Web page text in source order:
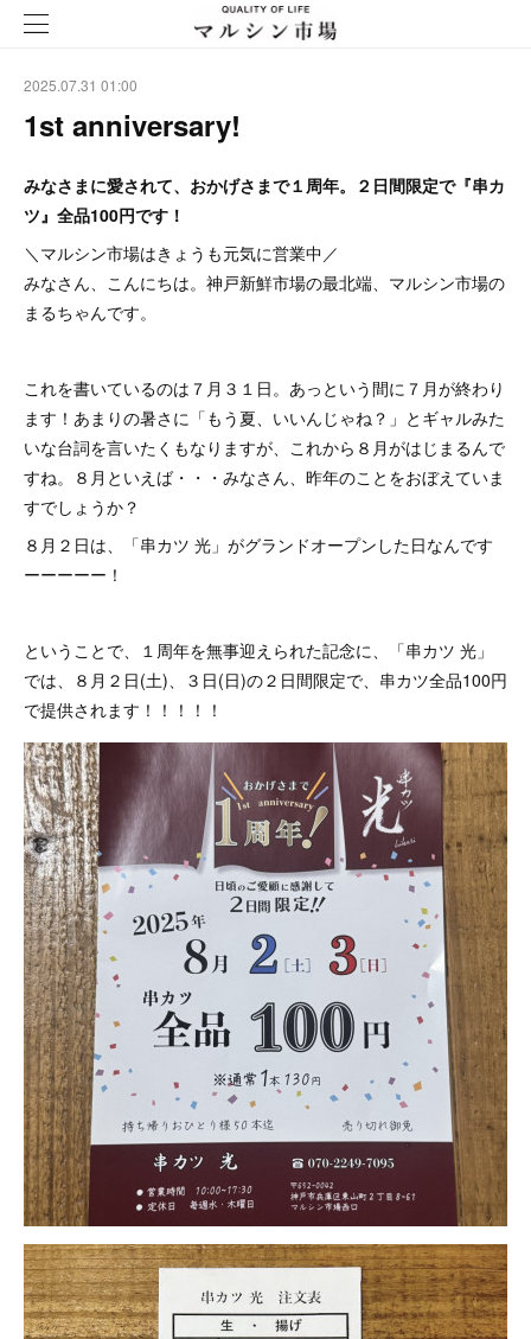
2025.07.31 01:00
1st anniversary!
みなさまに愛されて、おかげさまで１周年。２日間限定で『串カ
ツ』全品100円です！
＼マルシン市場はきょうも元気に営業中／
みなさん、こんにちは。神戸新鮮市場の最北端、マルシン市場の
まるちゃんです。
これを書いているのは７月３１日。あっという間に７月が終わり
ます！あまりの暑さに「もう夏、いいんじゃね？」とギャルみた
いな台詞を言いたくもなりますが、これから８月がはじまるんで
すね。８月といえば・・・みなさん、昨年のことをおぼえていま
すでしょうか？
８月２日は、「串カツ 光」がグランドオープンした日なんです
ーーーーー！
ということで、１周年を無事迎えられた記念に、「串カツ 光」
では、８月２日(土)、３日(日)の２日間限定で、串カツ全品100円
で提供されます！！！！！